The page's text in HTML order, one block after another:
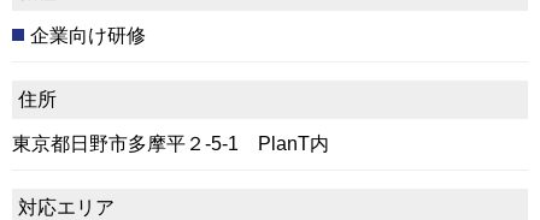
企業向け研修
住所
東京都日野市多摩平２-5-1 PlanT内
対応エリア